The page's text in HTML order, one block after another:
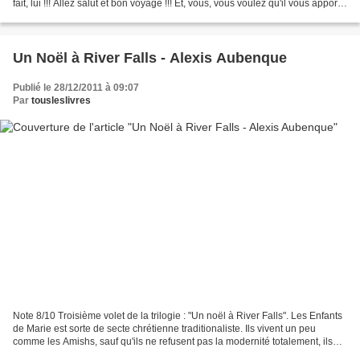
fait, lui !!! Allez salut et bon voyage !!! Et, vous, vous voulez qu'il vous apporte
Un Noël à River Falls - Alexis Aubenque
Publié le 28/12/2011 à 09:07
Par tousleslivres
Note 8/10 Troisième volet de la trilogie : "Un noël à River Falls". Les Enfants
de Marie est sorte de secte chrétienne traditionaliste. Ils vivent un peu
comme les Amishs, sauf qu'ils ne refusent pas la modernité totalement, ils